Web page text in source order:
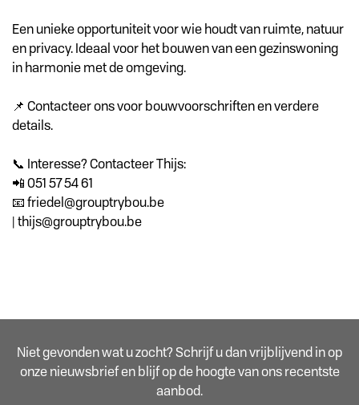
Een unieke opportuniteit voor wie houdt van ruimte, natuur
en privacy. Ideaal voor het bouwen van een gezinswoning
in harmonie met de omgeving.
📌 Contacteer ons voor bouwvoorschriften en verdere
details.
📞 Interesse? Contacteer Thijs:
📲 051 57 54 61
📧 friedel@grouptrybou.be
| thijs@grouptrybou.be
Niet gevonden wat u zocht? Schrijf u dan vrijblijvend in op
onze nieuwsbrief en blijf op de hoogte van ons recentste
aanbod.